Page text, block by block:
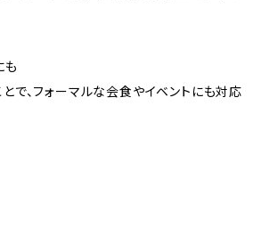
も
で、フォーマルな会食やイベントにも対応